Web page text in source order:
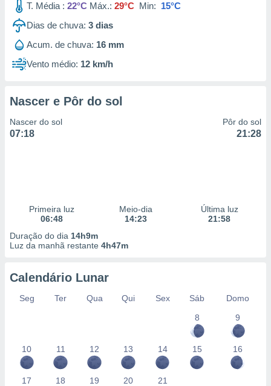
T. Média : 22°C Máx.: 29°C Min: 15°C
Dias de chuva: 3 dias
Acum. de chuva: 16 mm
Vento médio: 12 km/h
Nascer e Pôr do sol
Nascer do sol
07:18
Pôr do sol
21:28
Primeira luz
06:48
Meio-dia
14:23
Última luz
21:58
Duração do dia 14h9m
Luz da manhã restante 4h47m
Calendário Lunar
Seg Ter Qua Qui Sex Sáb
Domo
8
9
10 11 12 13 14 15 16
17 18 19 20 21